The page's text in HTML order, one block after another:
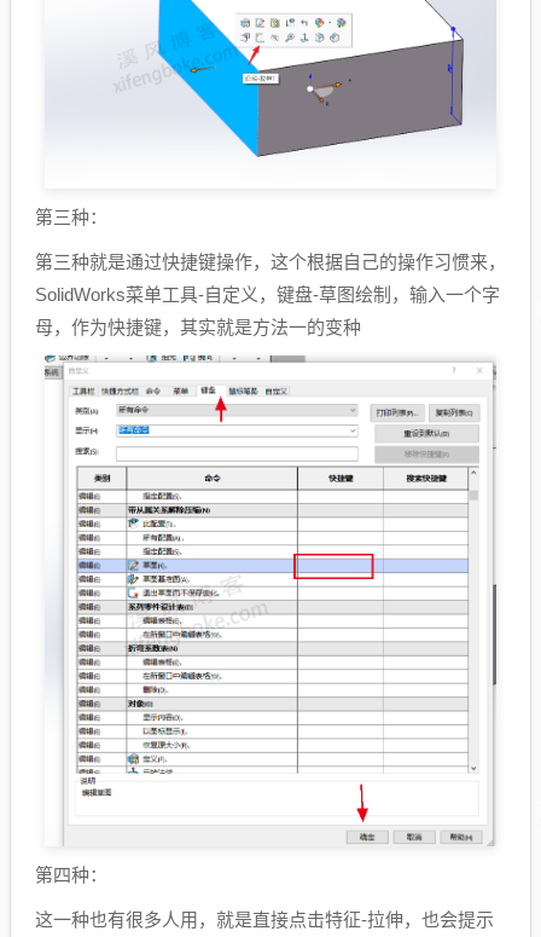
第三种：
第三种就是通过快捷键操作，这个根据自己的操作习惯来，
SolidWorks菜单工具-自定义，键盘-草图绘制，输入一个字
母，作为快捷键，其实就是方法一的变种
第四种：
这一种也有很多人用，就是直接点击特征-拉伸，也会提示